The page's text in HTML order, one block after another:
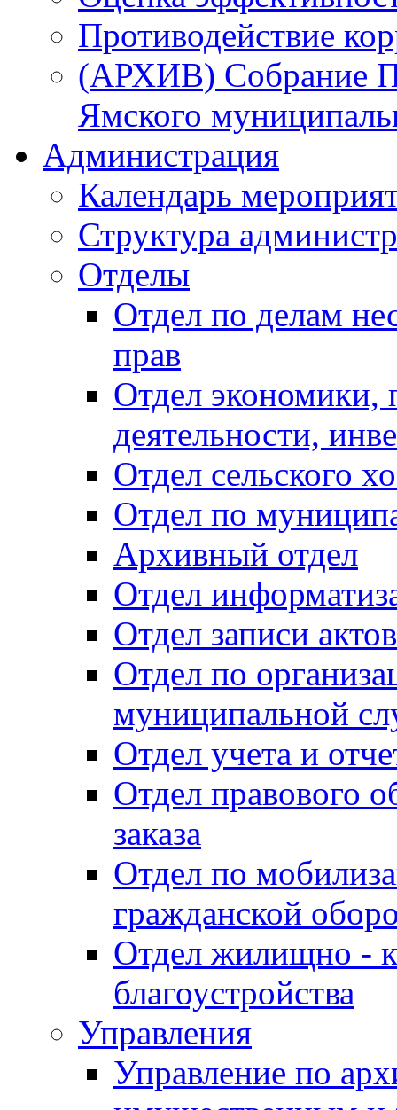
Противодействие
(АРХИВ) Собрание
Ямского
Администрация
Календарь
Структура
Отделы
Отдел по делам
прав
Отдел экономики,
деятельности,
Отдел сельского
Отдел по
Архивный отдел
Отдел
Отдел записи
Отдел по
муниципальной
Отдел учета и
Отдел правового
заказа
Отдел по
гражданской
Отдел жилищно -
благоустройства
Управления
Управление по